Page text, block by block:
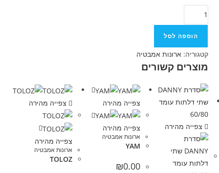
הוספה לסל
קטגוריה: ארונות אמבטיה
מוצרים קשורים
צפייה מהירה
צפייה מהירה
ארונות אמבטיה
TOLOZ
צפייה מהירה
צפייה מהירה
ארונות אמבטיה
YAM
₪0.00
צפייה מהירה